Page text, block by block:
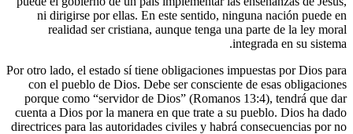
ni dirigirse por ellas. En este sentido,
realidad ser cristiana, aunque tenga
Por otro lado, el estado sí tiene obligaciones
con el pueblo de Dios. Debe ser
porque como “servidor de Dios”
cuenta a Dios por la manera en que trate a
directrices para las autoridades civiles y